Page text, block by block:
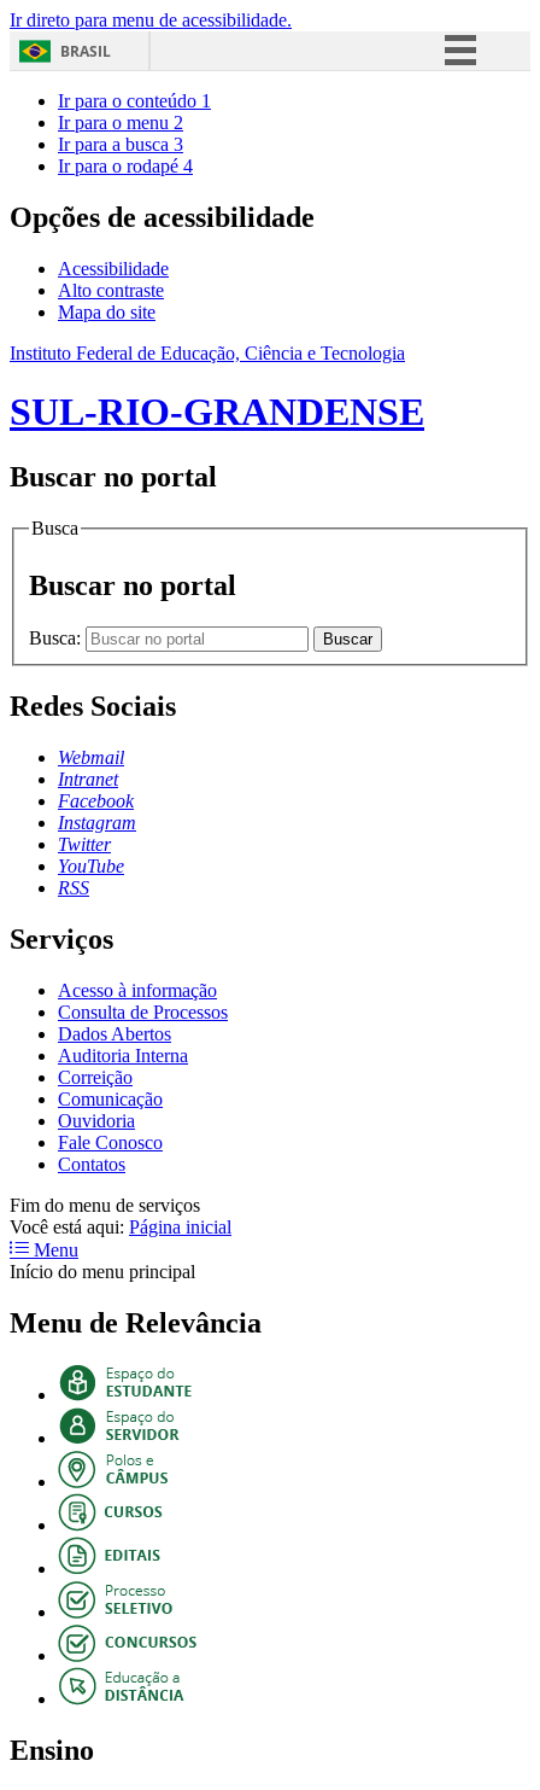
Ir direto para menu de acessibilidade.
BRASIL
Acesso à informação
Ir para o conteúdo 1
Ir para o menu 2
Ir para a busca 3
Ir para o rodapé 4
Opções de acessibilidade
Acessibilidade
Alto contraste
Mapa do site
Instituto Federal de Educação, Ciência e Tecnologia
SUL-RIO-GRANDENSE
Buscar no portal
Busca
Buscar no portal
Busca: Buscar
Redes Sociais
Webmail
Intranet
Facebook
Instagram
Twitter
YouTube
RSS
Serviços
Acesso à informação
Consulta de Processos
Dados Abertos
Auditoria Interna
Correição
Comunicação
Ouvidoria
Fale Conosco
Contatos
Fim do menu de serviços
Você está aqui: Página inicial
Menu
Início do menu principal
Menu de Relevância
Ensino